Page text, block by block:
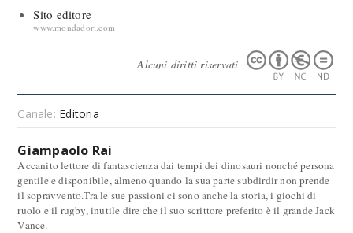
Sito editore
www.mondadori.com
Alcuni diritti riservati
Canale: Editoria
Giampaolo Rai
Accanito lettore di fantascienza dai tempi dei dinosauri nonché persona
gentile e disponibile, almeno quando la sua parte subdirdir non prende
il sopravvento.Tra le sue passioni ci sono anche la storia, i giochi di
ruolo e il rugby, inutile dire che il suo scrittore preferito è il grande Jack
Vance.